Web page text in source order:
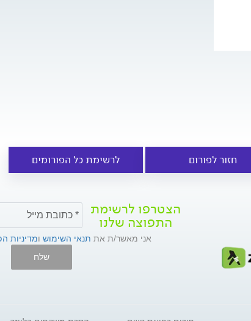
חזור לפורום לרשימת כל הפורומים
הצטרפו לרשימת
התפוצה שלנו
אני מאשר/ת את תנאי השימוש ומדיניות
שלח